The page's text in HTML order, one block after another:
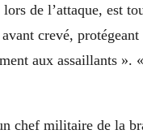
de l’attaque, est
crevé,
aux assaillants ».
chef militaire de la